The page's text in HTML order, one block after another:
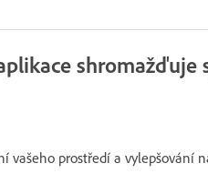
shromažďuje
vašeho prostředí a vylepšování